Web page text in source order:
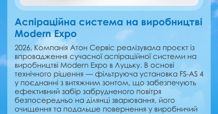
Аспіраційна система на виробництві
Modern Expo
2026. Компанія Атон Сервіс реалізувала проєкт із
впровадження сучасної аспіраційної системи на
виробництві Modern Expo в Луцьку. В основі
технічного рішення — фільтруюча установка FS-AS 4
у поєднанні з витяжним зонтом, що забезпечують
ефективний забір забрудненого повітря
безпосередньо на ділянці зварювання, його
очищення та подальше повернення у виробничий